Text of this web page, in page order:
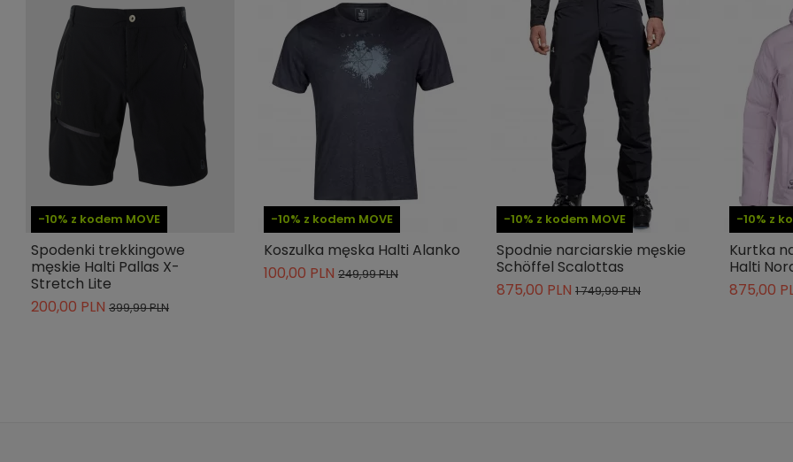
-10% z kodem MOVE
Spodenki trekkingowe
męskie Halti Pallas X-
Stretch Lite
200,00 PLN 399,99 PLN
-10% z kodem MOVE
Koszulka męska Halti Alanko
100,00 PLN 249,99 PLN
-10% z kodem MOVE
Spodnie narciarskie męskie
Schöffel Scalottas
875,00 PLN 1 749,99 PLN
-10% z
Kurtka
Halti
875,00